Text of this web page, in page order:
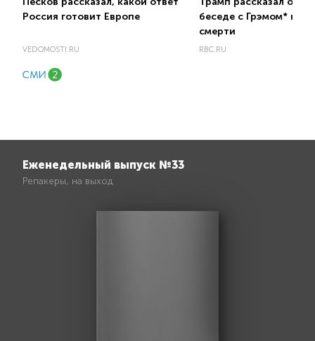
Россия готовит Европе
VEDOMOSTI.RU
беседе с Грэмом*
смерти
RBC.RU
Еженедельный выпуск №33
Репакеры, на выход